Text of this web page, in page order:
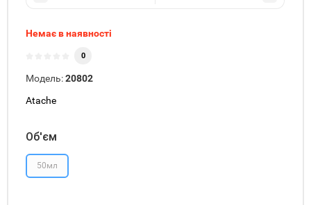
Немає в наявності
0
Модель:20802
Atache
Об'єм
50мл